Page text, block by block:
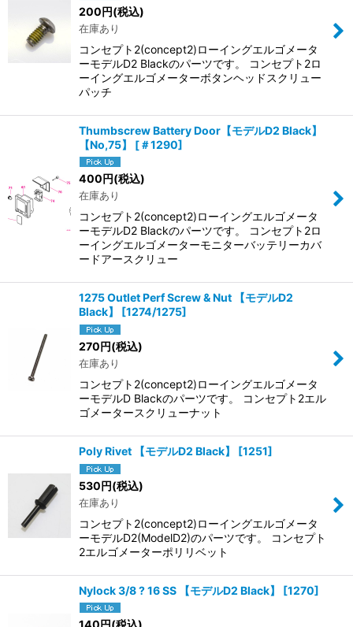
200円(税込)
在庫あり
コンセプト2(concept2)ローイングエルゴメータ
ーモデルD2 Blackのパーツです。 コンセプト2ロ
ーイングエルゴメーターボタンヘッドスクリュー
パッチ
Thumbscrew Battery Door【モデルD2 Black】
【No,75】
[＃1290]
400円(税込)
在庫あり
コンセプト2(concept2)ローイングエルゴメータ
ーモデルD2 Blackのパーツです。 コンセプト2ロ
ーイングエルゴメーターモニターバッテリーカバ
ードアースクリュー
1275 Outlet Perf Screw & Nut 【モデルD2
Black】
[1274/1275]
270円(税込)
在庫あり
コンセプト2(concept2)ローイングエルゴメータ
ーモデルD Blackのパーツです。 コンセプト2エル
ゴメータースクリューナット
Poly Rivet 【モデルD2 Black】 [1251]
530円(税込)
在庫あり
コンセプト2(concept2)ローイングエルゴメータ
ーモデルD2(ModelD2)のパーツです。 コンセプト
2エルゴメーターポリリベット
Nylock 3/8 ? 16 SS 【モデルD2 Black】 [1270]